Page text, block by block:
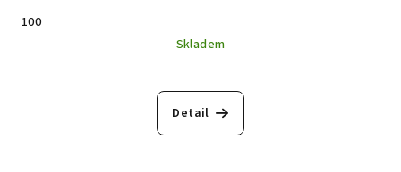
100
Skladem
Detail